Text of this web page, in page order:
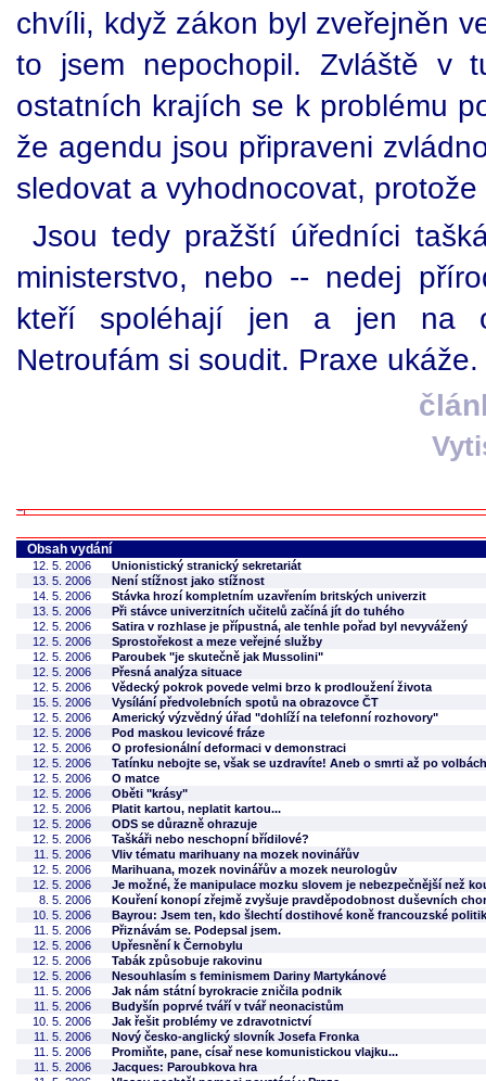
chvíli, když zákon byl zveřejněn
to jsem nepochopil. Zvláště v
ostatních krajích se k problému
že agendu jsou připraveni
sledovat a vyhodnocovat,
Jsou tedy pražští úředníci
ministerstvo, nebo -- nedej
kteří spoléhají jen a jen na
Netroufám si soudit. Praxe ukáže.
Obsah vydání
12. 5. 2006
Unionistický stranický sekretariát
13. 5. 2006
Není stížnost jako stížnost
14. 5. 2006
Stávka hrozí kompletním uzavřením britských univerzit
13. 5. 2006
Při stávce univerzitních učitelů začíná jít do tuhého
12. 5. 2006
Satira v rozhlase je přípustná, ale tenhle pořad byl nevyvážený
12. 5. 2006
Sprostořekost a meze veřejné služby
12. 5. 2006
Paroubek "je skutečně jak Mussolini"
12. 5. 2006
Přesná analýza situace
12. 5. 2006
Vědecký pokrok povede velmi brzo k prodloužení života
15. 5. 2006
Vysílání předvolebních spotů na obrazovce ČT
12. 5. 2006
Americký výzvědný úřad "dohlíží na telefonní rozhovory"
12. 5. 2006
Pod maskou levicové fráze
12. 5. 2006
O profesionální deformaci v demonstraci
12. 5. 2006
Tatínku nebojte se, však se uzdravíte! Aneb o smrti až po
12. 5. 2006
O matce
12. 5. 2006
Oběti "krásy"
12. 5. 2006
Platit kartou, neplatit kartou...
12. 5. 2006
ODS se důrazně ohrazuje
12. 5. 2006
Taškáři nebo neschopní břídilové?
11. 5. 2006
Vliv tématu marihuany na mozek novinářův
12. 5. 2006
Marihuana, mozek novinářův a mozek neurologův
12. 5. 2006
Je možné, že manipulace mozku slovem je nebezpečnější než
8. 5. 2006
Kouření konopí zřejmě zvyšuje pravděpodobnost duševních
10. 5. 2006
Bayrou: Jsem ten, kdo šlechtí dostihové koně francouzské
11. 5. 2006
Přiznávám se. Podepsal jsem.
12. 5. 2006
Upřesnění k Černobylu
12. 5. 2006
Tabák způsobuje rakovinu
12. 5. 2006
Nesouhlasím s feminismem Dariny Martykánové
11. 5. 2006
Jak nám státní byrokracie zničila podnik
11. 5. 2006
Budyšín poprvé tváří v tvář neonacistům
10. 5. 2006
Jak řešit problémy ve zdravotnictví
11. 5. 2006
Nový česko-anglický slovník Josefa Fronka
11. 5. 2006
Promiňte, pane, císař nese komunistickou vlajku...
11. 5. 2006
Jacques: Paroubkova hra